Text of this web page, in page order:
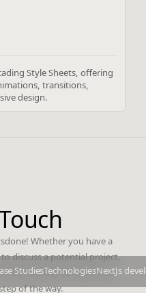
StudiesTechnologiesNextJs
Style Sheets, offering
transitions,
design.
Whether you have a
discuss a potential project,
and ready to assist you.
of the way.